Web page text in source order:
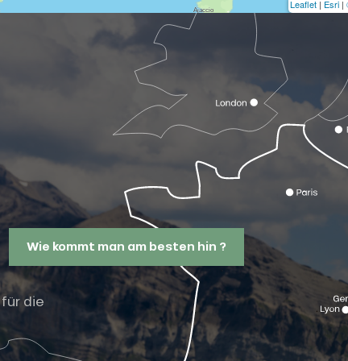
Leaflet | Esri |
die
Wie kommt man am besten hin ?